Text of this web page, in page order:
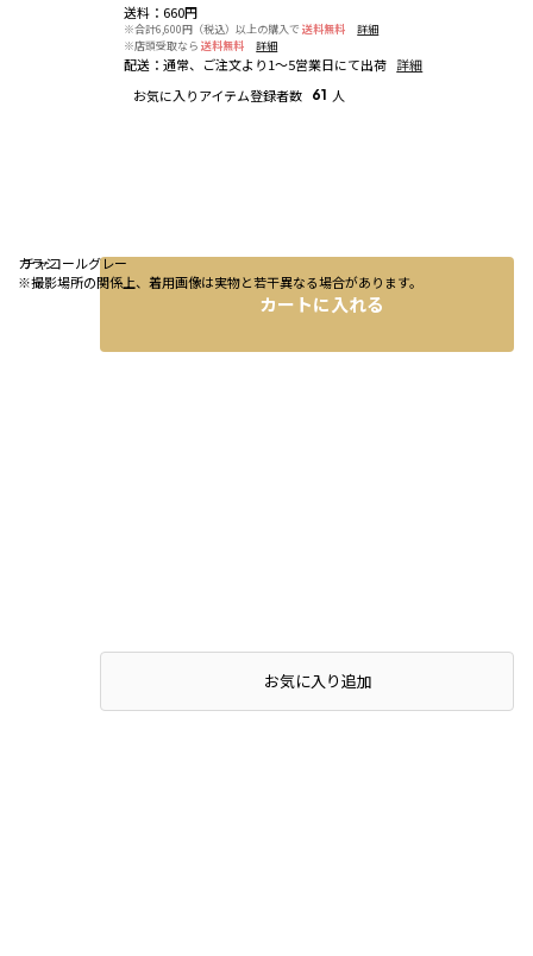
カラシ
※撮影場所の関係上、着用画像は実物と若干異なる場合があります。
チャコールグレー
送料 ： 660円
※合計6,600円（税込）以上の購入で 送料無料
詳細
※店頭受取なら 送料無料 詳細
配送 ：通常、ご注文より1～5営業日にて出荷 詳細
お気に入りアイテム登録者数 61 人
カートに入れる
お気に入り追加